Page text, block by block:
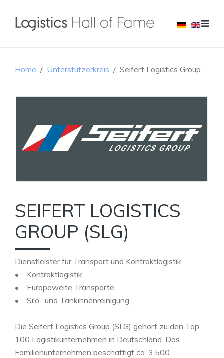
Home Unterstützerkreis Seifert Logistics Group
SEIFERT LOGISTICS
GROUP (SLG)
Dienstleister für Transport und Kontraktlogistik
• Kontraktlogistik
• Europaweite Transporte
• Silo- und Tankinnenreinigung
Die Seifert Logistics Group (SLG) gehört zu den Top
100 Logistikunternehmen in Deutschland. Das
Familienunternehmen beschäftigt ca. 3.500